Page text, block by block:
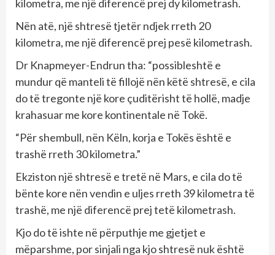
kilometra, me një diferencë prej dy kilometrash.
Nën atë, një shtresë tjetër ndjek rreth 20
kilometra, me një diferencë prej pesë kilometrash.
Dr Knapmeyer-Endrun tha: “possibleshtë e
mundur që manteli të fillojë nën këtë shtresë, e cila
do të tregonte një kore çuditërisht të hollë, madje
krahasuar me kore kontinentale në Tokë.
“Për shembull, nën Këln, korja e Tokës është e
trashë rreth 30 kilometra.”
Ekziston një shtresë e tretë në Mars, e cila do të
bënte kore nën vendin e uljes rreth 39 kilometra të
trashë, me një diferencë prej tetë kilometrash.
Kjo do të ishte në përputhje me gjetjet e
mëparshme, por sinjali nga kjo shtresë nuk është